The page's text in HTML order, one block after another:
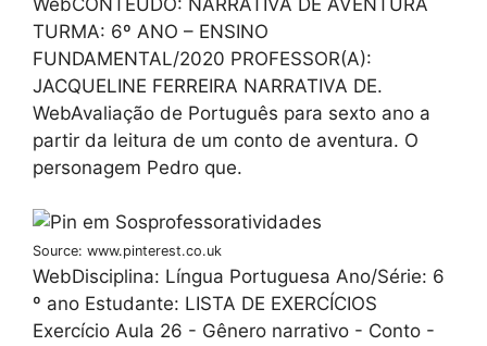
TURMA: 6º ANO – ENSINO
FUNDAMENTAL/2020 PROFESSOR(A):
JACQUELINE FERREIRA NARRATIVA DE.
WebAvaliação de Português para sexto ano a
partir da leitura de um conto de aventura. O
personagem Pedro que.
Source: www.pinterest.co.uk
WebDisciplina: Língua Portuguesa Ano/Série: 6
º ano Estudante: LISTA DE EXERCÍCIOS
Exercício Aula 26 - Gênero narrativo - Conto -